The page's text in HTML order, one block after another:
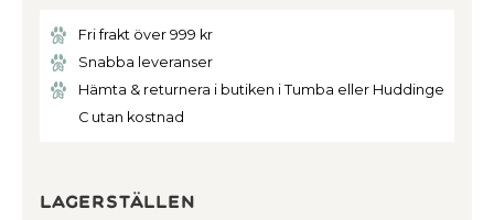
Fri frakt över 999 kr
Snabba leveranser
Hämta & returnera i butiken i Tumba eller Huddinge
C utan kostnad
Lagerställen